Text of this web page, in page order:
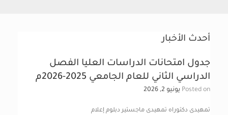
أحدث الأخبار
جدول امتحانات الدراسات العليا الفصل
الدراسي الثاني للعام الجامعي 2025-2026م
Posted on يونيو 2, 2026
تمهيدى دكتوراه تمهيدى ماجستير دبلوم إعلام